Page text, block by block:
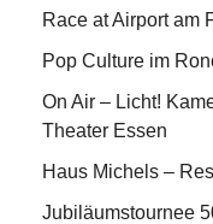
Race at Airport am
Pop Culture im
On Air – Licht!
Theater Essen
Haus Michels –
Jubiläumstournee